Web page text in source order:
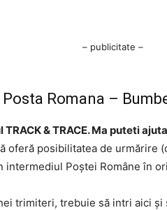
– publicitate –
Romana –
& TRACE. Ma puteti
oferă posibilitatea de urmărire
Poştei Române în
trimiteri, trebuie să intri aici